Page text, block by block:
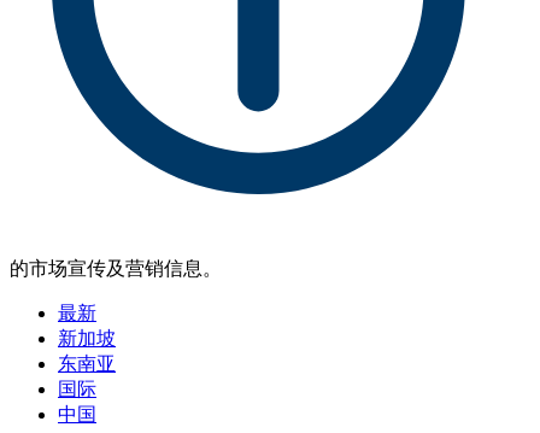
的市场宣传及营销信息。
最新
新加坡
东南亚
国际
中国